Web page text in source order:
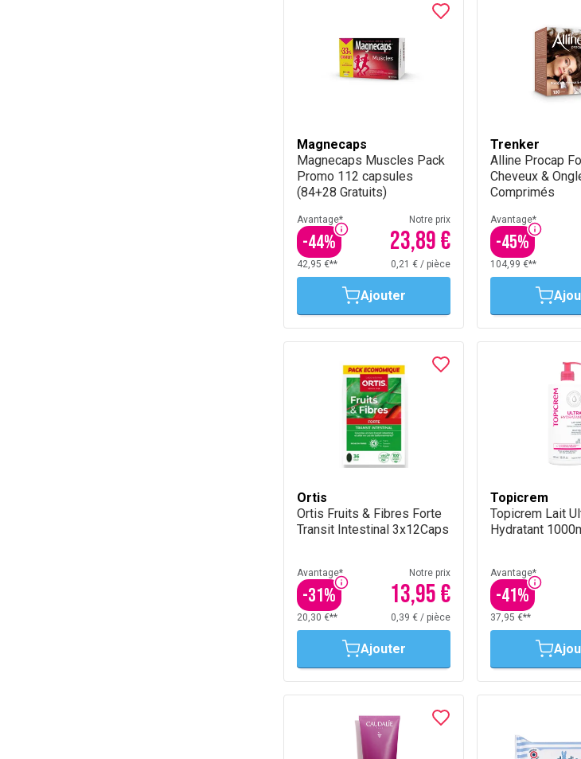
Magnecaps
Magnecaps Muscles Pack
Promo 112 capsules
(84+28 Gratuits)
Avantage*
-44%
Notre prix
23,89 €
42,95 €** 0,21 € / pièce
Ajouter
Trenker
Alline Procap
Cheveux & Ongles
Comprimés
Avantage*
-45%
104,99 €**
Ortis
Ortis Fruits & Fibres Forte
Transit Intestinal 3x12Caps
Avantage*
-31%
Notre prix
13,95 €
20,30 €** 0,39 € / pièce
Ajouter
Topicrem
Topicrem Lait
Hydratant
Avantage*
-41%
37,95 €**